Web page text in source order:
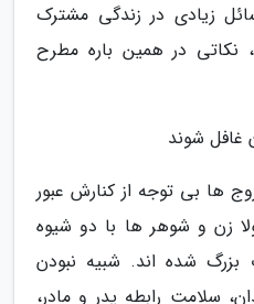
زیادی در زندگی مشترک
نکاتی در همین باره مطرح
غافل شوند
ها بی توجه از کنارش عبور
زن و شوهر ها با دو شیوه
بزرگ شده اند. شبیه نبودن
سلامت رابطه پدر و مادر،